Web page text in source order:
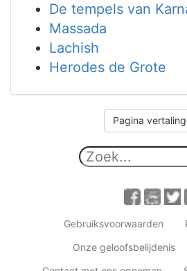
De tempels van
Massada
Lachish
Herodes de Grote
Pagina
Gebruiksvoorwaarden
Onze geloofsbelijdenis